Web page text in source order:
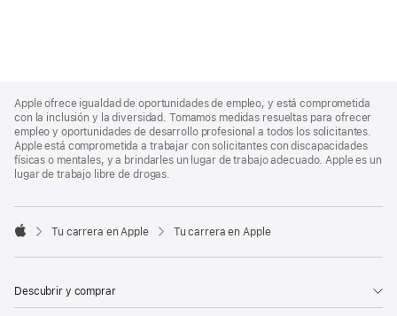
Footer
Apple ofrece igualdad de oportunidades de empleo, y está comprometida
con la inclusión y la diversidad. Tomamos medidas resueltas para ofrecer
empleo y oportunidades de desarrollo profesional a todos los solicitantes.
Apple está comprometida a trabajar con solicitantes con discapacidades
físicas o mentales, y a brindarles un lugar de trabajo adecuado. Apple es un
lugar de trabajo libre de drogas.

Tu carrera en Apple Tu carrera en Apple
Descubrir y comprar